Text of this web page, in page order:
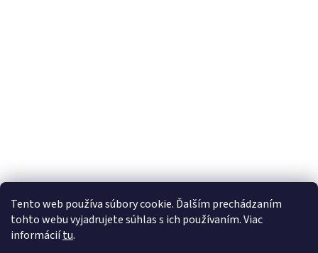
Tento web používa súbory cookie. Ďalším prechádzaním
tohto webu vyjadrujete súhlas s ich používaním. Viac
informáciítu.